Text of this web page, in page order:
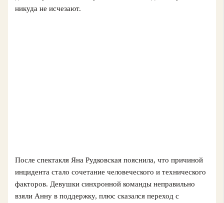
никуда не исчезают.
После спектакля Яна Рудковская пояснила, что причиной
инцидента стало сочетание человеческого и технического
факторов. Девушки синхронной команды неправильно
взяли Анну в поддержку, плюс сказался переход с